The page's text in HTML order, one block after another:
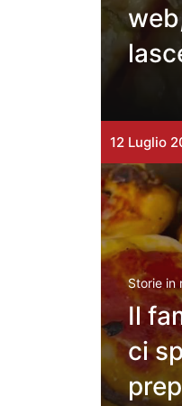
12 Luglio
Storie in
Il
ci